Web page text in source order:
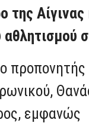
της Αίγινας
εμφανώς